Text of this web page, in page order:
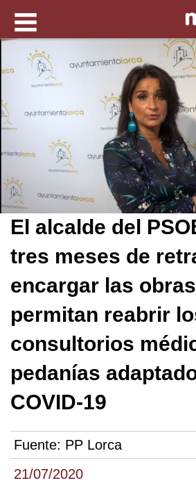
21/07/2020
El alcalde del
tres meses de
encargar las
permitan reabrir
consultorios
pedanías
COVID-19
Fuente: PP Lorca